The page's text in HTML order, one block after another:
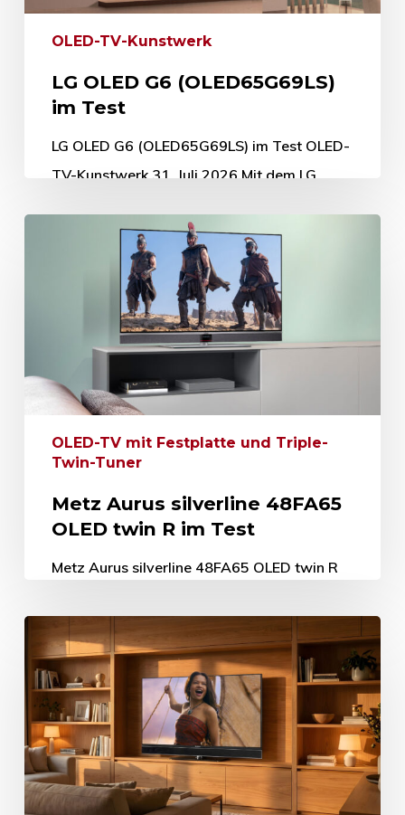
OLED-TV-Kunstwerk
LG OLED G6 (OLED65G69LS)
im Test
LG OLED G6 (OLED65G69LS) im Test OLED-
TV-Kunstwerk 31. Juli 2026 Mit dem LG
Ultra-HD-Flaggschiff der 2026er-
Generation im Testlabor. Auf dem…
OLED-TV mit Festplatte und Triple-
Twin-Tuner
Metz Aurus silverline 48FA65
OLED twin R im Test
Metz Aurus silverline 48FA65 OLED twin R
Twin-Tuner 26. Juni 2026 Anlässlich der
derzeit stattfindenden Fußball-
Weltmeisterschaft 2026 hat Metz…
26. Juni 2026